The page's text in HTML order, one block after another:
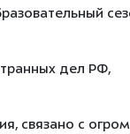
дел РФ,
связано с